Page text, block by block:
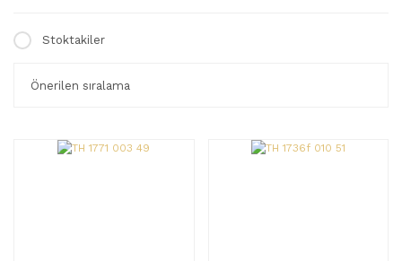
Stoktakiler